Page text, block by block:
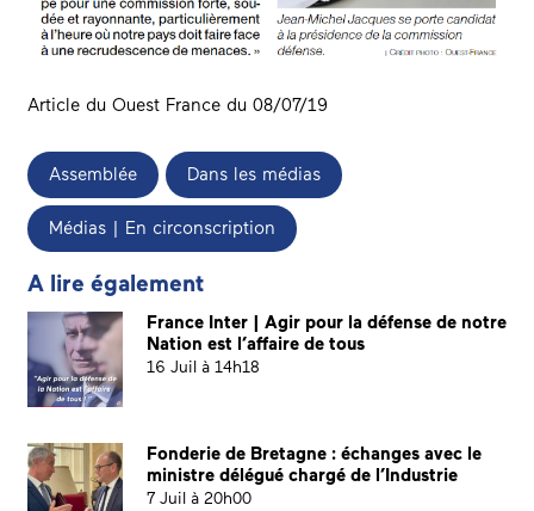
Article du Ouest France du 08/07/19
Assemblée Dans les médias
Médias | En circonscription
A lire également
France Inter | Agir pour la défense de notre
Nation est l’affaire de tous
16 Juil à 14h18
Fonderie de Bretagne : échanges avec le
ministre délégué chargé de l’Industrie
7 Juil à 20h00